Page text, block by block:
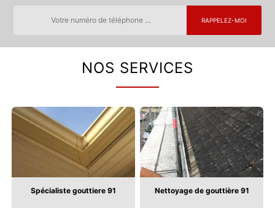
NOS SERVICES
Spécialiste gouttiere 91 Nettoyage de gouttière 91